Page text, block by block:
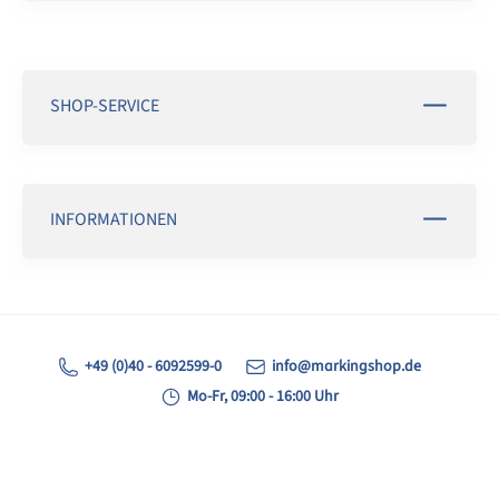
SHOP-SERVICE
INFORMATIONEN
+49 (0)40 - 6092599-0
info@markingshop.de
Mo-Fr, 09:00 - 16:00 Uhr